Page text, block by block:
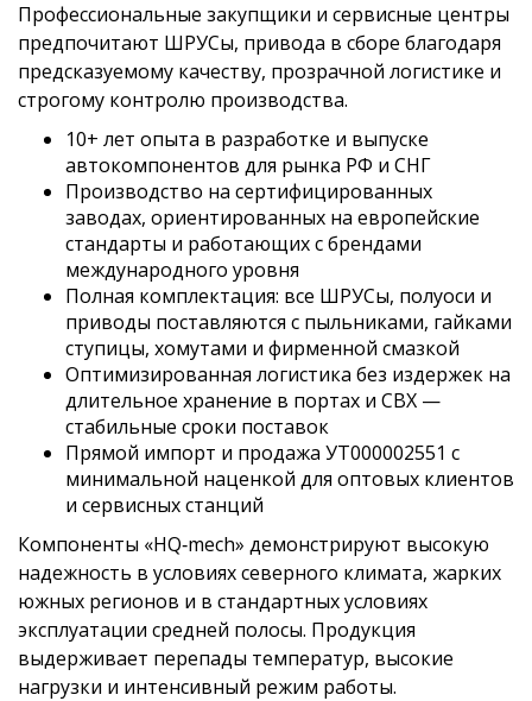
Профессиональные закупщики и сервисные центры
предпочитают ШРУСы, привода в сборе благодаря
предсказуемому качеству, прозрачной логистике и
строгому контролю производства.
10+ лет опыта в разработке и выпуске
автокомпонентов для рынка РФ и СНГ
Производство на сертифицированных
заводах, ориентированных на европейские
стандарты и работающих с брендами
международного уровня
Полная комплектация: все ШРУСы, полуоси и
приводы поставляются с пыльниками, гайками
ступицы, хомутами и фирменной смазкой
Оптимизированная логистика без издержек на
длительное хранение в портах и СВХ —
стабильные сроки поставок
Прямой импорт и продажа УТ000002551 с
минимальной наценкой для оптовых клиентов
и сервисных станций
Компоненты «HQ‑mech» демонстрируют высокую
надежность в условиях северного климата, жарких
южных регионов и в стандартных условиях
эксплуатации средней полосы. Продукция
выдерживает перепады температур, высокие
нагрузки и интенсивный режим работы.